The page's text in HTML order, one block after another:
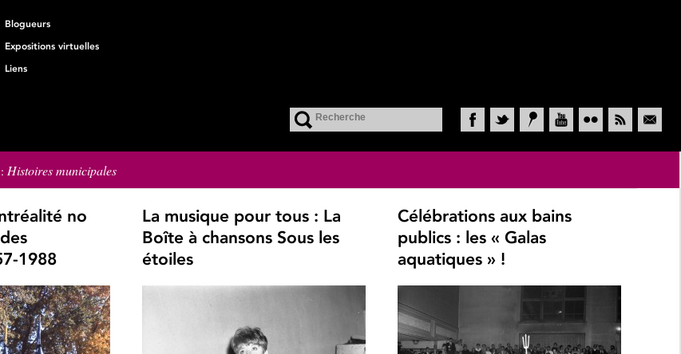
Blogueurs
Expositions virtuelles
Liens
Histoires municipales
no
1988
La musique pour tous : La
Boîte à chansons Sous les
étoiles
Célébrations aux bains
publics : les « Galas
aquatiques » !